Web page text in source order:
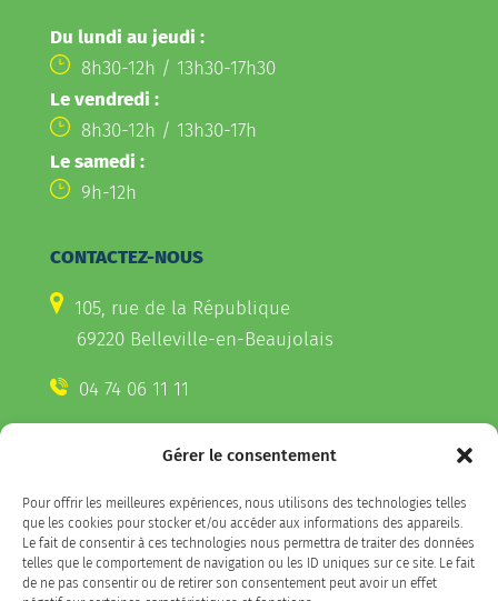
Gérer le consentement
Pour offrir les meilleures expériences, nous utilisons des technologies telles
que les cookies pour stocker et/ou accéder aux informations des appareils.
Le fait de consentir à ces technologies nous permettra de traiter des données
telles que le comportement de navigation ou les ID uniques sur ce site. Le fait
de ne pas consentir ou de retirer son consentement peut avoir un effet
Du lundi au jeudi :
8h30-12h / 13h30-17h30
Le vendredi :
8h30-12h / 13h30-17h
Le samedi :
9h-12h
CONTACTEZ-NOUS
105, rue de la République
69220 Belleville-en-Beaujolais
04 74 06 11 11
CONTACTEZ-NOUS
Télécharger l'appli Belleville
sur votre smartphone